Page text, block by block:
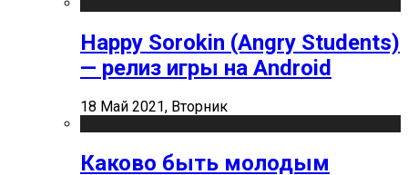
Happy Sorokin (Angry Students)
— релиз игры на Android
18 Май 2021, Вторник
Каково быть молодым